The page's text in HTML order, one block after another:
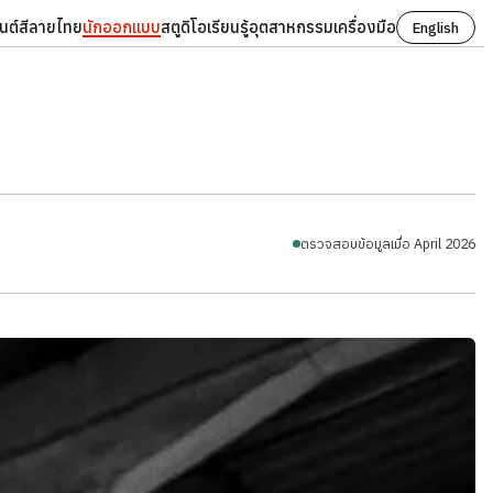
ต์สีลายไทยนักออกแบบสตูดิโอเรียนรู้อุตสาหกรรมเครื่องมือ English
ตรวจสอบข้อมูลเมื่อ April 2026